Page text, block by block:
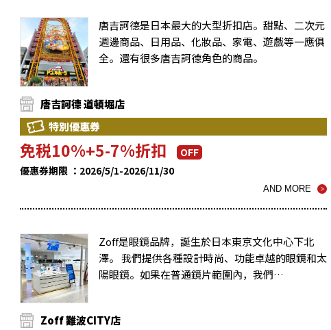
唐吉訶德是日本最大的大型折扣店。甜點、二次元
週邊商品、日用品、化妝品、家電、遊戲等一應俱
全。還有很多唐吉訶德角色的商品。
唐吉訶德 道頓堀店
特別優惠券
免税10%+5-7%折扣
OFF
優惠券期限 ：2026/5/1-2026/11/30
AND MORE
Zoff是眼鏡品牌，誕生於日本東京文化中心下北
澤。 我們提供各種設計時尚、功能卓越的眼鏡和太
陽眼鏡。如果在普通鏡片範圍內，我們…
Zoff 難波CITY店